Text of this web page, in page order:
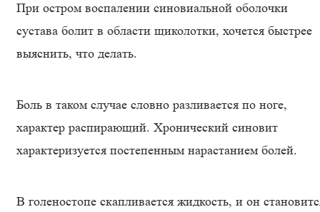
При остром воспалении синовиальной оболочки
сустава болит в области щиколотки, хочется быстрее
выяснить, что делать.
Боль в таком случае словно разливается по ноге,
характер распирающий. Хронический синовит
характеризуется постепенным нарастанием болей.
В голеностопе скапливается жидкость, и он